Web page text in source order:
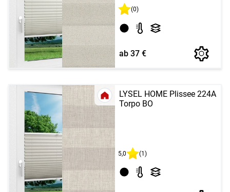
(0)
ab 37 €
LYSEL HOME Plissee 224A
Torpo BO
5,0 (1)